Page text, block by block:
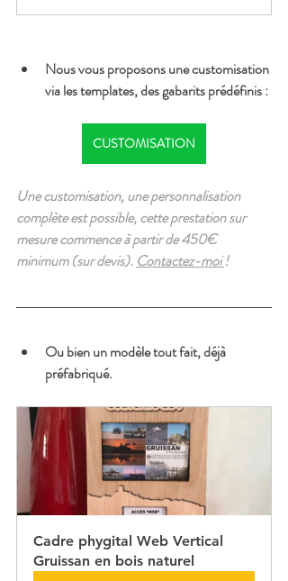
Nous vous proposons une customisation
via les templates, des gabarits prédéfinis :
CUSTOMISATION
Une customisation, une personnalisation
complète est possible, cette prestation sur
mesure commence à partir de 450€
minimum (sur devis). Contactez-moi !
Ou bien un modèle tout fait, déjà
préfabriqué.
Cadre phygital Web Vertical
Gruissan en bois naturel